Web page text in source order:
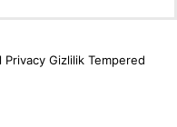
Gizlilik Tempered